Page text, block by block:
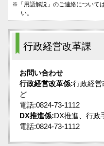
※「用語解説」のご連絡について
い。
行政経営改革課
お問い合わせ
行政経営改革係:行政経営
ど
電話:0824-73-1112
DX推進係:DX推進、行政
電話:0824-73-1112